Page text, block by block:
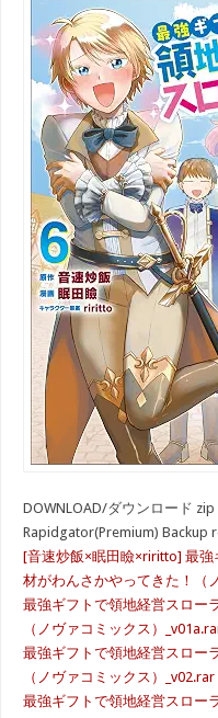
DOWNLOAD/ダウンロード
Rapidgator(Premium) Backup
[音速炒飯×眠田瞼×riritto] 最
材がわんさかやってきた！（
最強ギフトで領地経営スロー
（ノヴァコミックス）
最強ギフトで領地経営スロー
（ノヴァコミックス）_v02.rar
最強ギフトで領地経営スロー